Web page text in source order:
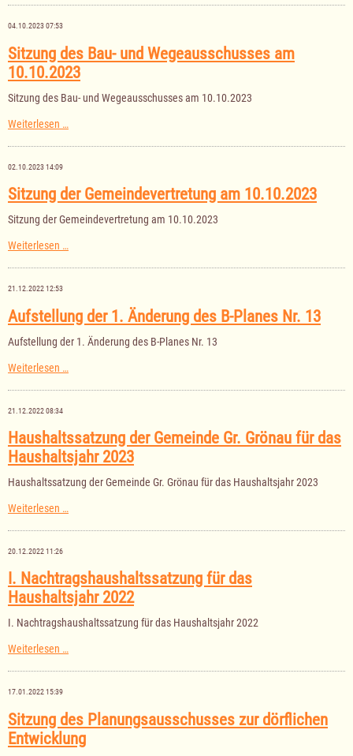
das
04.10.2023 07:53
Sitzung des Bau- und Wegeausschusses am
10.10.2023
Sitzung des Bau- und Wegeausschusses am 10.10.2023
Weiterlesen …
Bau-
10.10.2023
02.10.2023 14:09
Sitzung der Gemeindevertretung am 10.10.2023
Sitzung der Gemeindevertretung am 10.10.2023
Weiterlesen …
Gemeindevertretung
21.12.2022 12:53
Aufstellung der 1. Änderung des B-Planes Nr. 13
Aufstellung der 1. Änderung des B-Planes Nr. 13
Weiterlesen …
1.
Planes
Nr.
13
21.12.2022 08:34
Haushaltssatzung der Gemeinde Gr. Grönau für das
Haushaltsjahr 2023
Haushaltssatzung der Gemeinde Gr. Grönau für das Haushaltsjahr 2023
Weiterlesen …
Gemeinde
das
Haushaltsjahr
2023
20.12.2022 11:26
I. Nachtragshaushaltssatzung für das
Haushaltsjahr 2022
I. Nachtragshaushaltssatzung für das Haushaltsjahr 2022
Weiterlesen …I.
für
2022
17.01.2022 15:39
Sitzung des Planungsausschusses zur dörflichen
Entwicklung